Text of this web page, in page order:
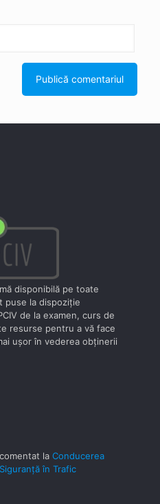
disponibilă pe toate
puse la dispoziţie
de la examen, curs de
resurse pentru a vă face
uşor în vederea obţinerii
la Conducerea
în Trafic